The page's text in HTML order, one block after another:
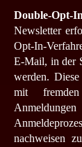
Double-Opt-
Newsletter
Opt-In-
E-Mail, in der
werden.
mit
nachweisen